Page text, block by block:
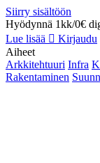
Siirry sisältöön
Hyödynnä 1kk/0€
Lue lisää
Kirjaudu
Aiheet
Arkkitehtuuri Infra
Rakentaminen